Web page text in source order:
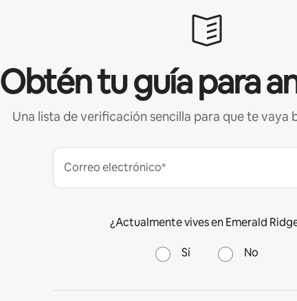
Obtén tu guía para
Una lista de verificación sencilla para que te vaya
Correo electrónico*
¿Actualmente vives en Emerald
Sí No